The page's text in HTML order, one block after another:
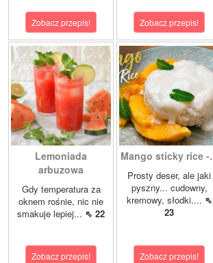
Zobacz przepis! Zobacz przepis!
Lemoniada
arbuzowa
Gdy temperatura za
oknem rośnie, nic nie
smakuje lepiej... ⇖ 22
Zobacz przepis!
Mango sticky rice -
Prosty deser, ale jaki
pyszny... cudowny,
kremowy, słodki.... ⇖
23
Zobacz przepis!